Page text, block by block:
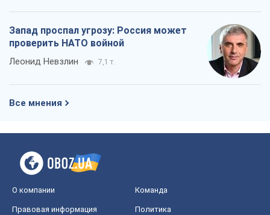
Запад проспал угрозу: Россия может
проверить НАТО войной
Леонид Невзлин 7,1 т.
Все мнения
О компании Команда
Правовая информация
Политика